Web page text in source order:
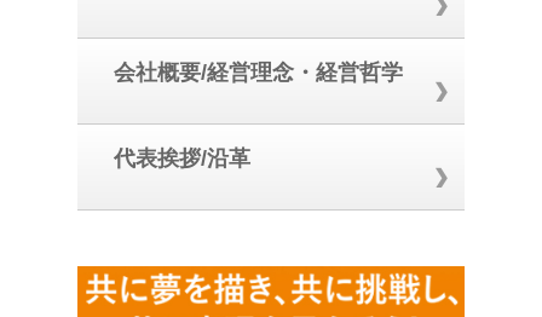
会社概要/経営理念・経営哲学
代表挨拶/沿革